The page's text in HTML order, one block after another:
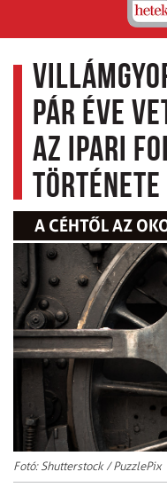
pár éve
az ipari
története
A CÉHTŐL AZ
Fotó: Shutterstock / PuzzlePix